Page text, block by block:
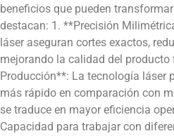
beneficios que pueden
destacan: 1. **Precisión
láser aseguran cortes exactos,
mejorando la calidad del producto
Producción**: La tecnología láser
más rápido en comparación con
se traduce en mayor eficiencia
Capacidad para trabajar con